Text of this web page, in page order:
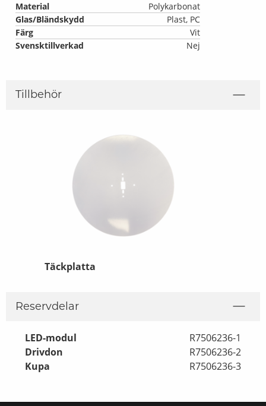
Material
Polykarbonat
Glas/Bländskydd
Plast, PC
Färg
Vit
Svensktillverkad
Nej
Tillbehör
Täckplatta
Reservdelar
LED-modul
R7506236-1
Drivdon
R7506236-2
Kupa
R7506236-3